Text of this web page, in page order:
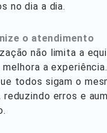
no dia a dia.
o atendimento
não limita a
a
todos sigam o
reduzindo erros e